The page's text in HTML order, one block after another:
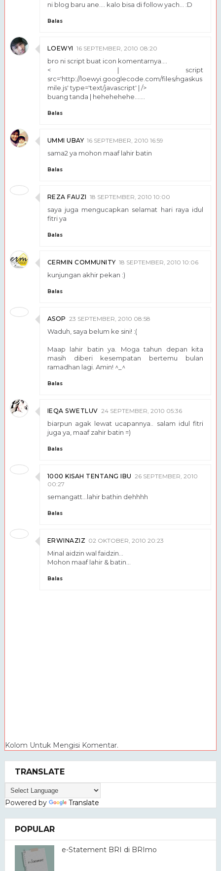
ni blog baru ane.... kalo bisa di follow yach... :D
Balas
LOEWYI 16 SEPTEMBER, 2010 08:20
bro ni script buat icon komentarnya....
< | script
src='http://loewyi.googlecode.com/files/ngaskus
mile.js' type='text/javascript' | />
buang tanda | hehehehehe.......
Balas
UMMI UBAY 16 SEPTEMBER, 2010 16:59
sama2 ya mohon maaf lahir batin
Balas
REZA FAUZI 18 SEPTEMBER, 2010 10:00
saya juga mengucapkan selamat hari raya idul
fitri ya
Balas
CERMIN COMMUNITY 18 SEPTEMBER, 2010 10:06
kunjungan akhir pekan :)
Balas
ASOP 23 SEPTEMBER, 2010 08:58
Waduh, saya belum ke sini! :(
Maap lahir batin ya. Moga tahun depan kita
masih diberi kesempatan bertemu bulan
ramadhan lagi. Amin! ^_^
Balas
IEQA SWETLUV 24 SEPTEMBER, 2010 05:36
biarpun agak lewat ucapannya.. salam idul fitri
juga ya, maaf zahir batin =)
Balas
1000 KISAH TENTANG IBU 26 SEPTEMBER, 2010
00:27
semangatt...lahir bathin dehhhh
Balas
ERWINAZIZ 02 OKTOBER, 2010 20:23
Minal aidzin wal faidzin...
Mohon maaf lahir & batin...
Balas
Kolom Untuk Mengisi Komentar.
TRANSLATE
Powered by Translate
POPULAR
e-Statement BRI di BRImo